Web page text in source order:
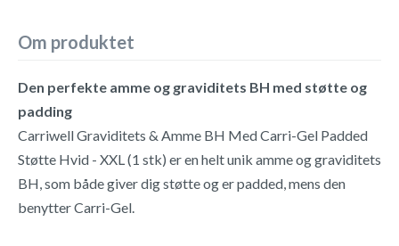
Om produktet
Den perfekte amme og graviditets BH med støtte og
padding
Carriwell Graviditets & Amme BH Med Carri-Gel Padded
Støtte Hvid - XXL (1 stk) er en helt unik amme og graviditets
BH, som både giver dig støtte og er padded, mens den
benytter Carri-Gel.